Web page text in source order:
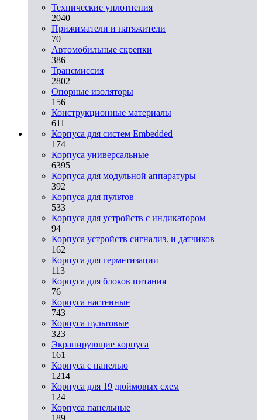
Технические уплотнения
2040
Прижиматели и натяжители
70
Автомобильные скрепки
386
Трансмиссия
2802
Опорные изоляторы
156
Конструкционные материалы
611
Корпуса для систем Embedded
174
Корпуса универсальные
6395
Корпуса для модульной аппаратуры
392
Корпуса для пультов
533
Корпуса для устройств с индикатором
94
Корпуса устройств сигнализ. и датчиков
162
Корпуса для герметизации
113
Корпуса для блоков питания
76
Корпуса настенные
743
Корпуса пультовые
323
Экранирующие корпуса
161
Корпуса с панелью
1214
Корпуса для 19 дюймовых схем
124
Корпуса панельные
189